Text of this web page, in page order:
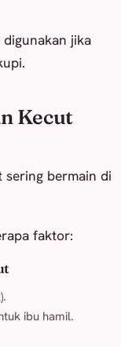
jika
Kecut
sering bermain di
faktor:
ibu hamil.